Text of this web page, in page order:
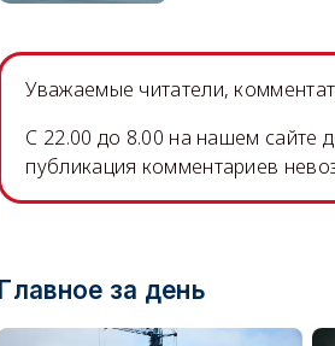
Уважаемые читатели,
C 22.00 до 8.00 на нашем сайте
публикация комментариев
Главное за день